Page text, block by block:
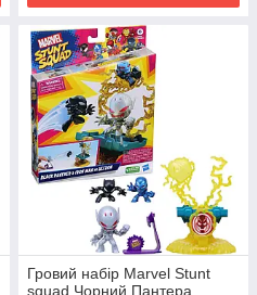
Гровий набір Marvel Stunt
squad Чорний Пантера